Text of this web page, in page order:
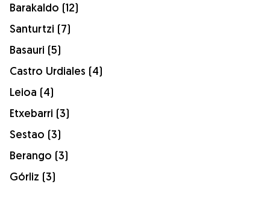
Barakaldo (12)
Santurtzi (7)
Basauri (5)
Castro Urdiales (4)
Leioa (4)
Etxebarri (3)
Sestao (3)
Berango (3)
Górliz (3)